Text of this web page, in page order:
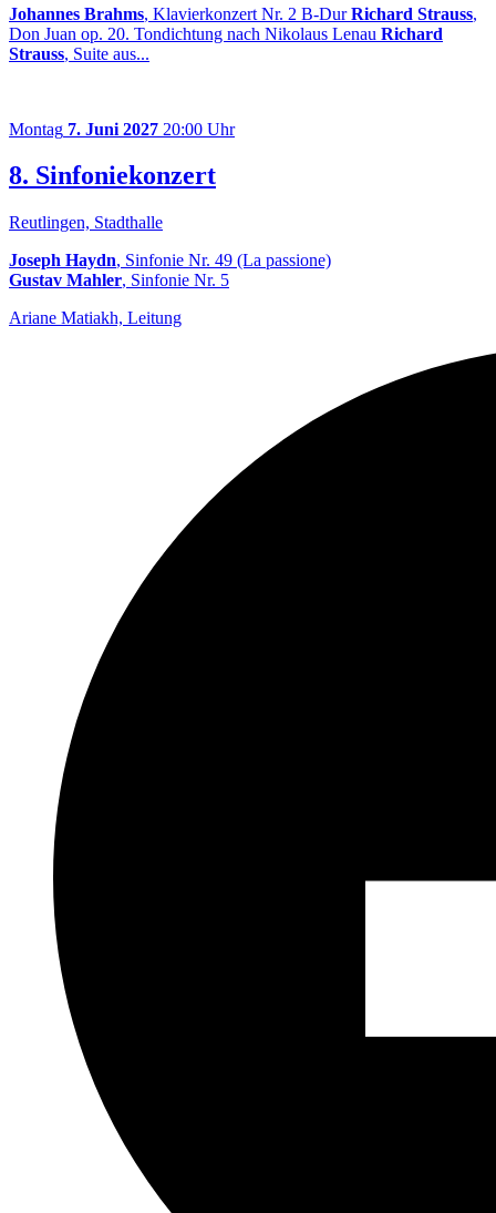
Johannes Brahms, Klavierkonzert Nr. 2 B-DurRichard Strauss,
Don Juan op. 20. Tondichtung nach Nikolaus Lenau Richard
Strauss, Suite aus...
Montag 7. Juni 2027 20:00 Uhr
8. Sinfoniekonzert
Reutlingen, Stadthalle
Joseph Haydn, Sinfonie Nr. 49 (La passione)
Gustav Mahler, Sinfonie Nr. 5
Ariane Matiakh, Leitung